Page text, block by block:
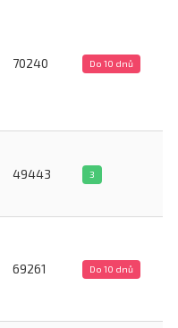
70240 Do 10 dnů
49443 3
69261 Do 10 dnů